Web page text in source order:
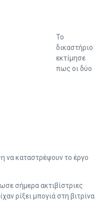
Το
δικαστήριο
εκτίμησε
πως οι δύο
να καταστρέψουν το έργο
σήμερα ακτιβίστριες
ρίξει μπογιά στη βιτρίνα